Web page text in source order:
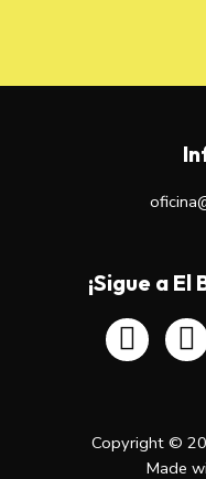
¡Sigue a El
Copyright ©
Made